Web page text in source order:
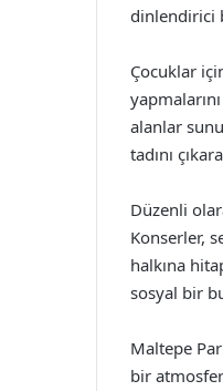
dinlendirici
Çocuklar
alanlar
tadını
Düzenli
Konserler,
halkına
sosyal bir
Maltepe
bir